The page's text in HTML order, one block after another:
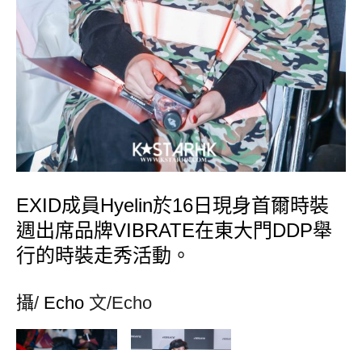
EXID成員Hyelin於16日現身首爾時裝
週出席品牌VIBRATE在東大門DDP舉
行的時裝走秀活動。
攝/ Echo 文/Echo